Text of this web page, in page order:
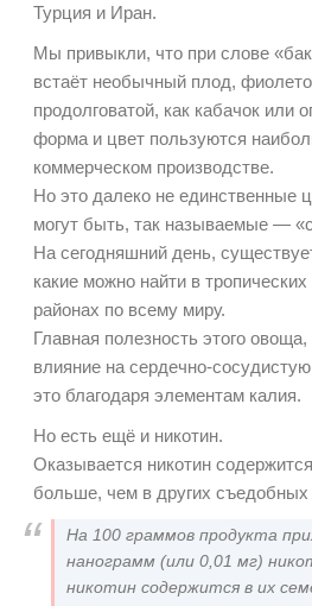
Турция и Иран.
Мы привыкли, что при слове
встаёт необычный плод,
продолговатой, как кабачок или
форма и цвет пользуются
коммерческом производстве.
Но это далеко не единственные
могут быть, так называемые —
На сегодняшний день,
какие можно найти в
районах по всему миру.
Главная полезность этого овоща,
влияние на сердечно-
это благодаря элементам калия.
Но есть ещё и никотин.
Оказывается никотин
больше, чем в других съедобных
На 100 граммов продукта
нанограмм (или 0,01 мг)
никотин содержится в их